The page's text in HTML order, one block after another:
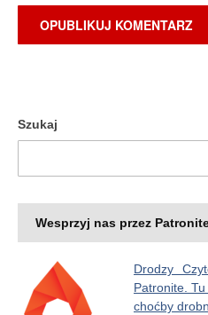
Szukaj
Wesprzyj nas przez
Drodzy
Patronite.
choćby